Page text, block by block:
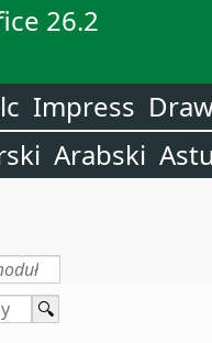
26.2
Impress
Arabski